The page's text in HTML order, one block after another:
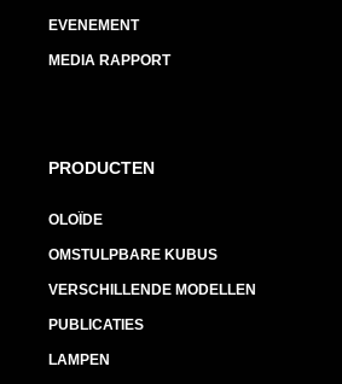
EVENEMENT
MEDIA RAPPORT
PRODUCTEN
OLOÏDE
OMSTULPBARE KUBUS
VERSCHILLENDE MODELLEN
PUBLICATIES
LAMPEN